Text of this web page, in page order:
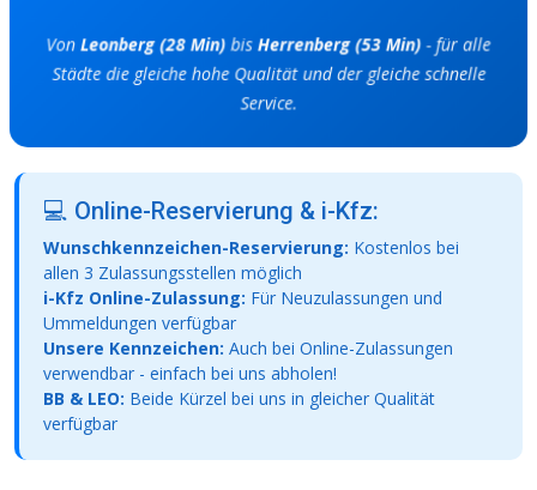
VonLeonberg (28 Min) bis Herrenberg (53 Min)- für alle
Städte die gleiche hohe Qualität und der gleiche schnelle
Service.
💻 Online-Reservierung & i-Kfz:
Wunschkennzeichen-Reservierung: Kostenlos bei
allen 3 Zulassungsstellen möglich
i-Kfz Online-Zulassung: Für Neuzulassungen und
Ummeldungen verfügbar
Unsere Kennzeichen: Auch bei Online-Zulassungen
verwendbar - einfach bei uns abholen!
BB & LEO: Beide Kürzel bei uns in gleicher Qualität
verfügbar